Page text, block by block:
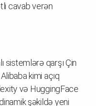
cavab verən
sistemlərə qarşı Çin
kimi açıq
və HuggingFace
şəkildə yeni